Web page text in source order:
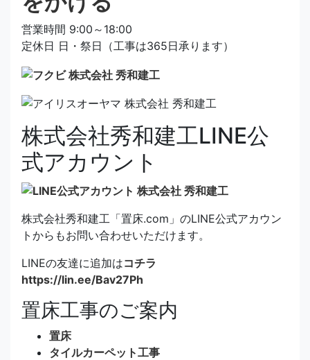
営業時間 9:00～18:00
定休日 日・祭日（工事は365日承ります）
株式会社秀和建工LINE公
式アカウント
株式会社秀和建工「置床.com」のLINE公式アカウン
トからもお問い合わせいただけます。
LINEの友達に追加はコチラ
https://lin.ee/Bav27Ph
置床工事のご案内
置床
タイルカーペット工事